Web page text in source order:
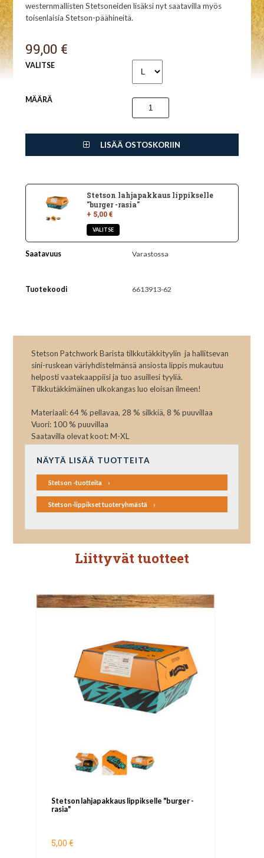
westernmallisten Stetsoneiden lisäksi nyt saatavilla myös
toisenlaisia Stetson-päähineitä.
99,00 €
VALITSE
MÄÄRÄ
LISÄÄ OSTOSKORIIN
Stetson lahjapakkaus lippikselle
"burger -rasia"
+ 5,00 €
Saatavuus Varastossa
Tuotekoodi 6613913-62
Stetson Patchwork Barista tilkkutäkkityylin ja hallitsevan
sini-ruskean väriyhdistelmänsä ansiosta lippis mukautuu
helposti vaatekaappiisi ja tuo asuillesi tyyliä.
Tilkkutäkkimäinen ulkokangas luo eloisan ilmeen!
Materiaali: 64 % pellavaa, 28 % silkkiä, 8 % puuvillaa
Vuori: 100 % puuvillaa
Saatavilla olevat koot: M-XL
NÄYTÄ LISÄÄ TUOTTEITA
Stetson -tuotteita
Stetson-lippikset tuoteryhmästä
Liittyvät tuotteet
Stetson lahjapakkaus lippikselle "burger -
rasia"
5,00 €